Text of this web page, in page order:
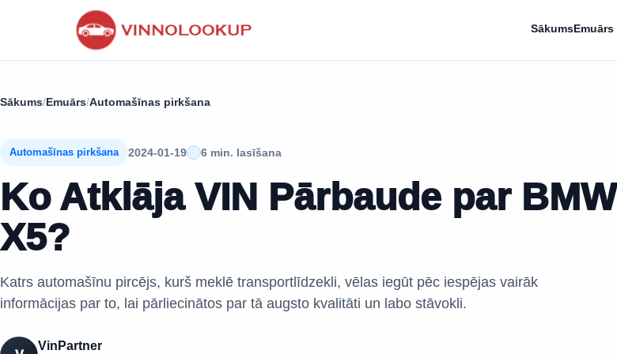
SākumsEmuārs
Sākums/Emuārs/Automašīnas pirkšana
Automašīnas pirkšana 2024-01-19 6 min. lasīšana
Ko Atklāja VIN Pārbaude par BMW
X5?
Katrs automašīnu pircējs, kurš meklē transportlīdzekli, vēlas iegūt pēc iespējas vairāk
informācijas par to, lai pārliecinātos par tā augsto kvalitāti un labo stāvokli.
VinPartner